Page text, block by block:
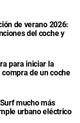
de verano 2026:
del coche y
para iniciar la
de un coche
mucho más
urbano eléctrico